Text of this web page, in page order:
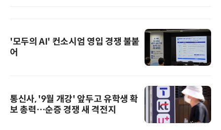
'모두의 AI' 컨소시엄 영입 경쟁 불붙
어
통신사, '9월 개강' 앞두고 유학생 확
보 총력…순증 경쟁 새 격전지